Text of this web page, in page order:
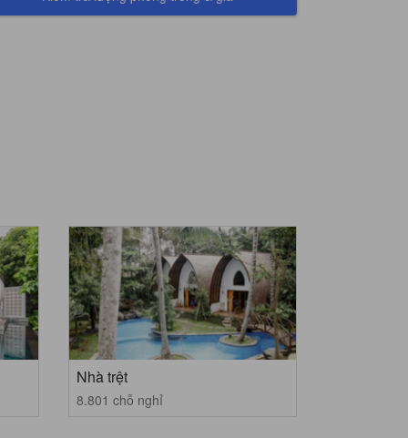
Nhà trệt
8.801 chỗ nghỉ